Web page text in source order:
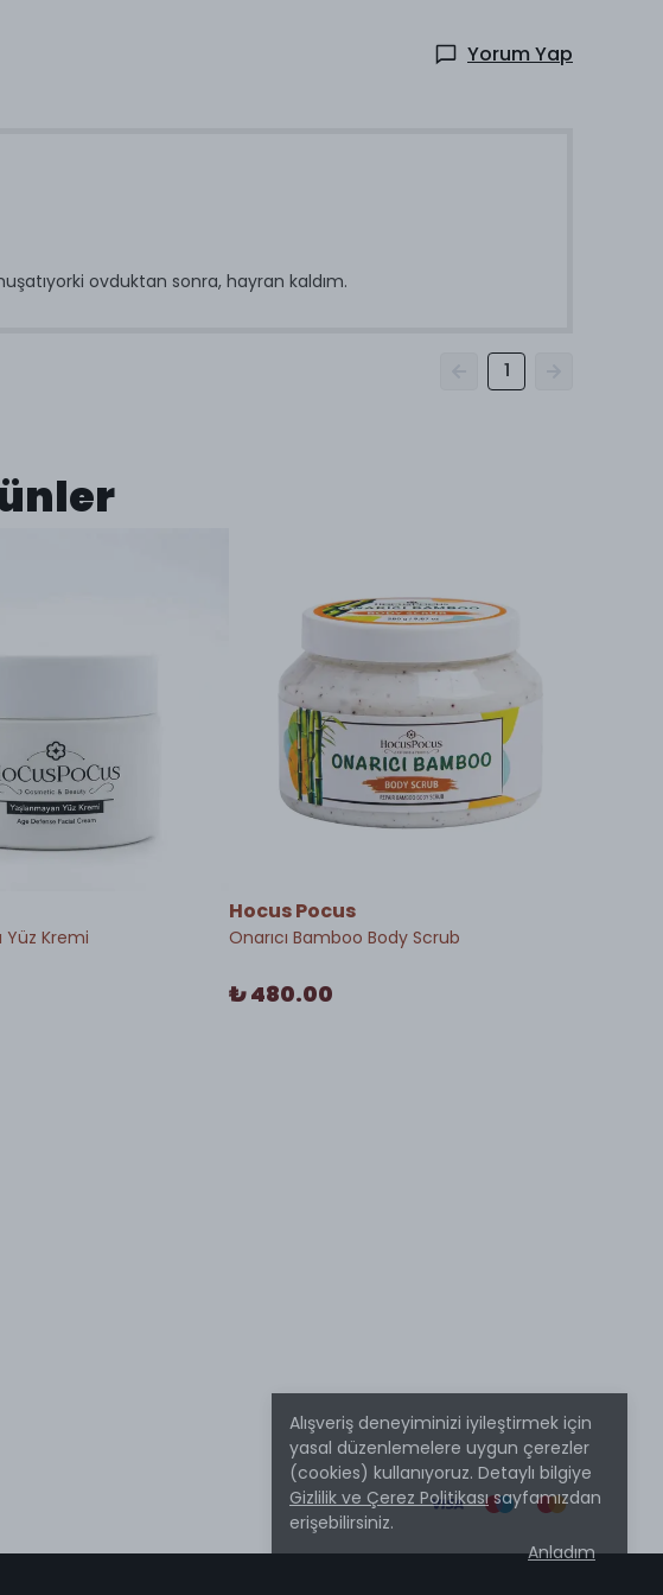
Alışveriş deneyiminizi iyileştirmek için
yasal düzenlemelere uygun çerezler
(cookies) kullanıyoruz. Detaylı bilgiye
Gizlilik ve Çerez Politikasısayfamızdan
erişebilirsiniz.
Anladım
Yorum Yap
ovduktan sonra, hayran kaldım.
1
Yüz Kremi
Hocus Pocus
Onarıcı Bamboo Body Scrub
₺ 480.00